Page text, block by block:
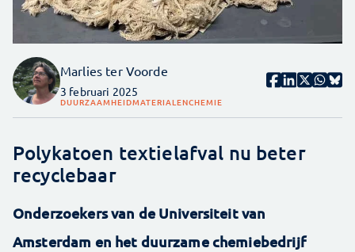
Marlies ter Voorde
3 februari 2025
DUURZAAMHEIDMATERIALENCHEMIE
Polykatoen textielafval nu beter
recyclebaar
Onderzoekers van de Universiteit van
Amsterdam en het duurzame chemiebedrijf